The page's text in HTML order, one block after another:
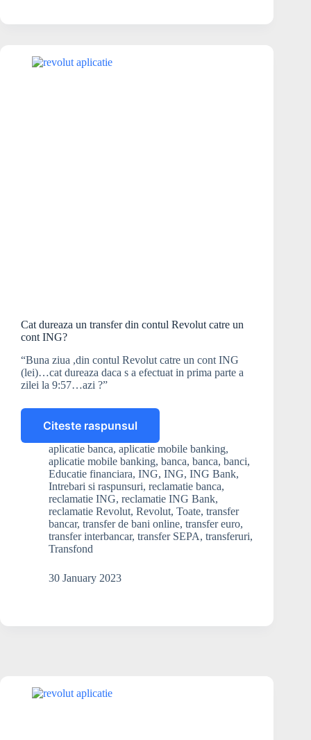
Cat dureaza un transfer din contul Revolut catre un
cont ING?
“Buna ziua ,din contul Revolut catre un cont ING
(lei)…cat dureaza daca s a efectuat in prima parte a
zilei la 9:57…azi ?”
Citeste raspunsul
Cat
dureaza
un
transfer
din
contul
Revolut
catre
un
cont
aplicatie banca, aplicatie mobile banking,
aplicatie mobile banking, banca, banca, banci,
Educatie financiara, ING, ING, ING Bank,
Intrebari si raspunsuri, reclamatie banca,
reclamatie ING, reclamatie ING Bank,
reclamatie Revolut, Revolut, Toate, transfer
bancar, transfer de bani online, transfer euro,
transfer interbancar, transfer SEPA, transferuri,
Transfond
30 January 2023